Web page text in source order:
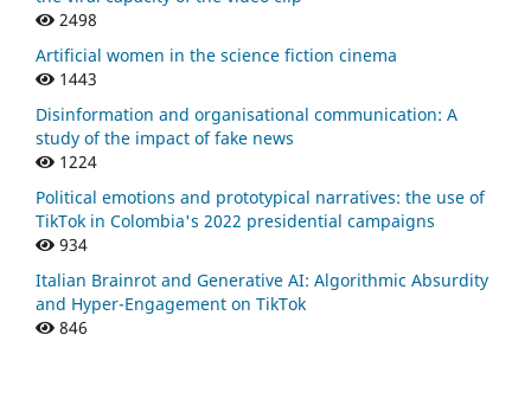
2498
Artificial women in the science fiction cinema
1443
Disinformation and organisational communication: A
study of the impact of fake news
1224
Political emotions and prototypical narratives: the use of
TikTok in Colombia's 2022 presidential campaigns
934
Italian Brainrot and Generative AI: Algorithmic Absurdity
and Hyper-Engagement on TikTok
846